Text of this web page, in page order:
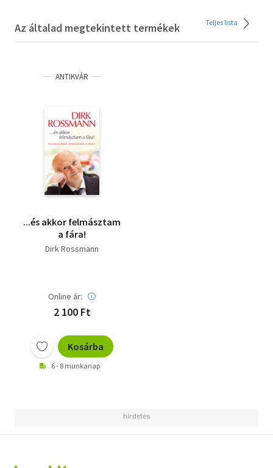
Az általad megtekintett termékek Teljes lista
ANTIKVÁR
...és akkor felmásztam
a fára!
Dirk Rossmann
Online ár:
2 100 Ft
Kosárba
6 - 8 munkanap